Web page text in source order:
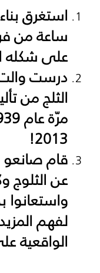
ساعة من
على شكله
درست
الثلج من
2013!
قام
عن الثلوج
واستعانوا
لفهم
الواقعية